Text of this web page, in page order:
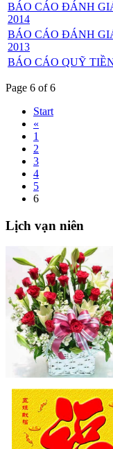
BÁO CÁO ĐÁNH
2014
BÁO CÁO ĐÁNH
2013
BÁO CÁO QUỸ
Page 6 of 6
Start
«
1
2
3
4
5
6
Lịch vạn niên